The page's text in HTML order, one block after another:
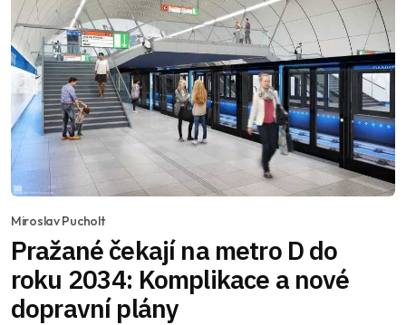
Miroslav Pucholt
Pražané čekají na metro D do
roku 2034: Komplikace a nové
dopravní plány